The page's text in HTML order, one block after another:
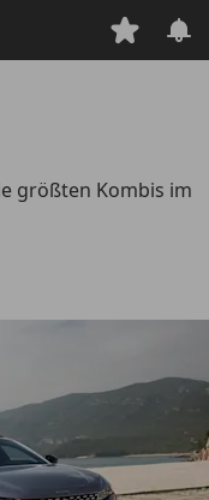
größten Kombis im